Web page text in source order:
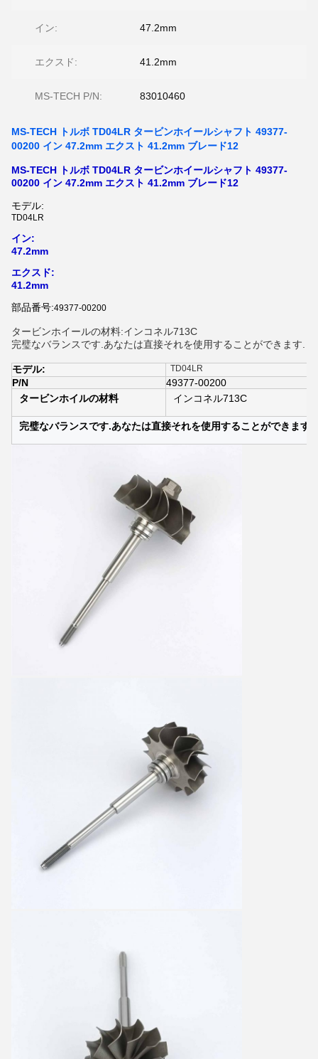
イン: 47.2mm
エクスド: 41.2mm
MS-TECH P/N: 83010460
MS-TECH トルボ TD04LR タービンホイールシャフト 49377-
00200 イン 47.2mm エクスト 41.2mm ブレード12
MS-TECH トルボ TD04LR タービンホイールシャフト 49377-
00200 イン 47.2mm エクスト 41.2mm ブレード12
モデル:
TD04LR
イン:
47.2mm
エクスド:
41.2mm
部品番号:49377-00200
タービンホイールの材料:インコネル713C
完璧なバランスです.あなたは直接それを使用することができます.
モデル: TD04LR
P/N
49377-00200
タービンホイルの材料
インコネル713C
完璧なバランスです.あなたは直接それを使用することができます.